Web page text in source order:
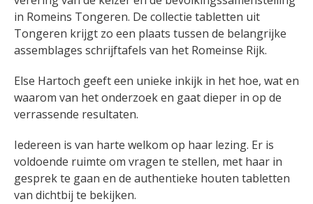
in Romeins Tongeren. De collectie tabletten uit
Tongeren krijgt zo een plaats tussen de belangrijke
assemblages schrijftafels van het Romeinse Rijk.
Else Hartoch geeft een unieke inkijk in het hoe, wat en
waarom van het onderzoek en gaat dieper in op de
verrassende resultaten.
Iedereen is van harte welkom op haar lezing. Er is
voldoende ruimte om vragen te stellen, met haar in
gesprek te gaan en de authentieke houten tabletten
van dichtbij te bekijken.